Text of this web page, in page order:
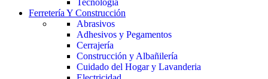
Tecnologia
Ferretería Y Construcción
Abrasivos
Adhesivos y Pegamentos
Cerrajería
Construcción y Albañilería
Cuidado del Hogar y Lavanderia